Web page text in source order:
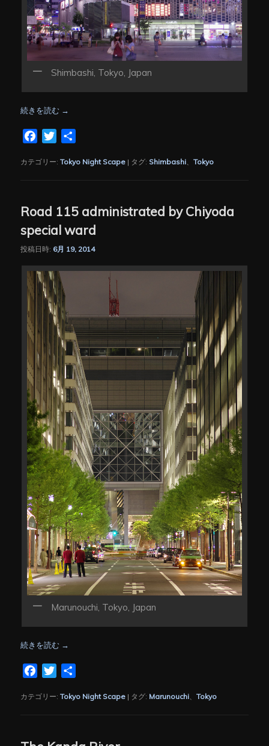
Shimbashi, Tokyo, Japan
続きを読む →
FacebookTwitter
カテゴリー: Tokyo Night Scape | タグ: Shimbashi 、Tokyo
Road 115 administrated by Chiyoda
special ward
投稿日時: 6月 19, 2014
Marunouchi, Tokyo, Japan
続きを読む →
FacebookTwitter
カテゴリー: Tokyo Night Scape | タグ: Marunouchi、Tokyo